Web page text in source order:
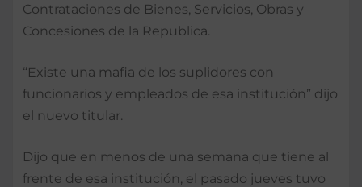
Contrataciones de Bienes, Servicios, Obras y
Concesiones de la Republica.
“Existe una mafia de los suplidores con
funcionarios y empleados de esa institución” dijo
el nuevo titular.
Dijo que en menos de una semana que tiene al
frente de esa institución, el pasado jueves tuvo